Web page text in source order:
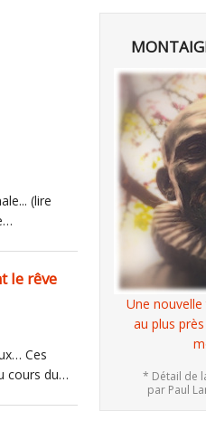
(lire
le rêve
Ces
cours du…
Une
au plus
* Détail de
par Paul